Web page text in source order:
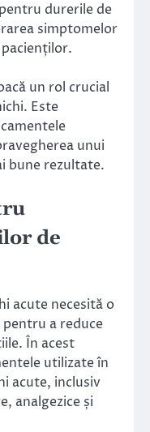
durerile de
simptomelor
un rol crucial
Este
unui
bune rezultate.
de
acute necesită o
a reduce
În acest
utilizate în
acute, inclusiv
analgezice și